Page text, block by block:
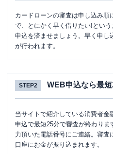
カードローンの審査は申し込み順
で、とにかく早く借りたい!とい
申込を済ませましょう。早く申し
が行われます。
STEP2 WEB申込なら最
当サイトで紹介している消費者金
申込で最短25分で審査が終わりま
力頂いた電話番号にご連絡。審査
口座にお金が振り込まれます。